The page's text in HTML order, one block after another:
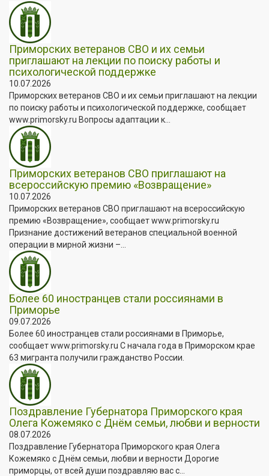
Приморских ветеранов СВО и их семьи
приглашают на лекции по поиску работы и
психологической поддержке
10.07.2026
Приморских ветеранов СВО и их семьи приглашают на лекции
по поиску работы и психологической поддержке, сообщает
www.primorsky.ru Вопросы адаптации к...
Приморских ветеранов СВО приглашают на
всероссийскую премию «Возвращение»
10.07.2026
Приморских ветеранов СВО приглашают на всероссийскую
премию «Возвращение», сообщает www.primorsky.ru
Признание достижений ветеранов специальной военной
операции в мирной жизни –...
Более 60 иностранцев стали россиянами в
Приморье
09.07.2026
Более 60 иностранцев стали россиянами в Приморье,
сообщает www.primorsky.ru С начала года в Приморском крае
63 мигранта получили гражданство России.
Поздравление Губернатора Приморского края
Олега Кожемяко с Днём семьи, любви и верности
08.07.2026
Поздравление Губернатора Приморского края Олега
Кожемяко с Днём семьи, любви и верности Дорогие
приморцы, от всей души поздравляю вас с...